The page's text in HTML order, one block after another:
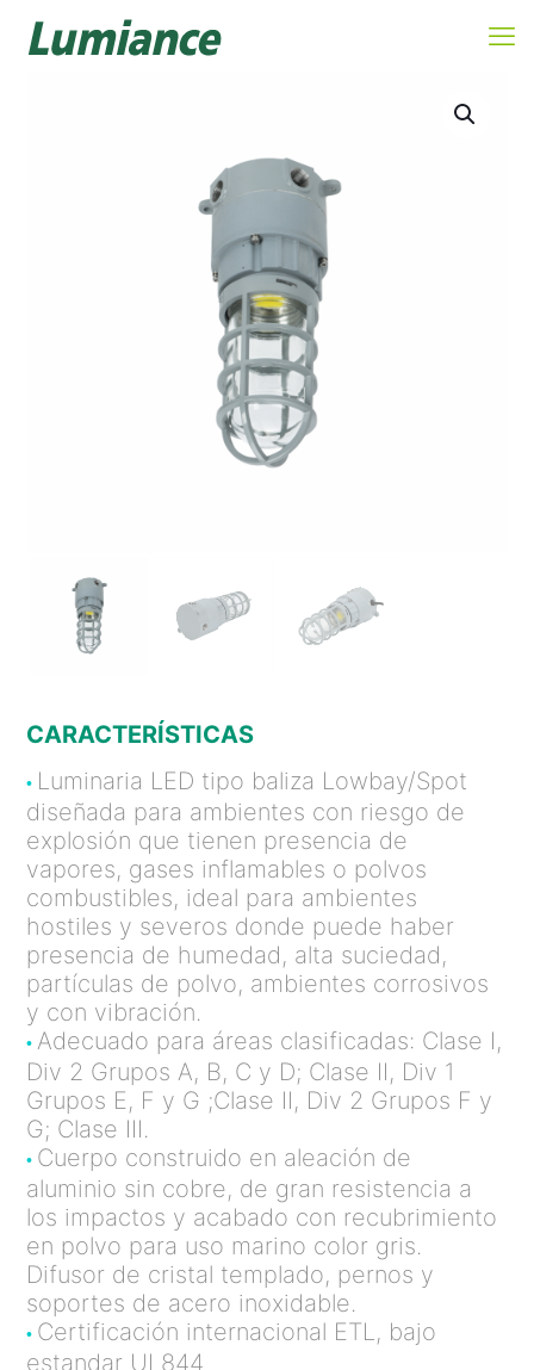
CARACTERÍSTICAS
• Luminaria LED tipo baliza Lowbay/Spot
diseñada para ambientes con riesgo de
explosión que tienen presencia de
vapores, gases inflamables o polvos
combustibles, ideal para ambientes
hostiles y severos donde puede haber
presencia de humedad, alta suciedad,
partículas de polvo, ambientes corrosivos
y con vibración.
• Adecuado para áreas clasificadas: Clase I,
Div 2 Grupos A, B, C y D; Clase II, Div 1
Grupos E, F y G ;Clase II, Div 2 Grupos F y
G; Clase III.
• Cuerpo construido en aleación de
aluminio sin cobre, de gran resistencia a
los impactos y acabado con recubrimiento
en polvo para uso marino color gris.
Difusor de cristal templado, pernos y
soportes de acero inoxidable.
• Certificación internacional ETL, bajo
estandar UL844